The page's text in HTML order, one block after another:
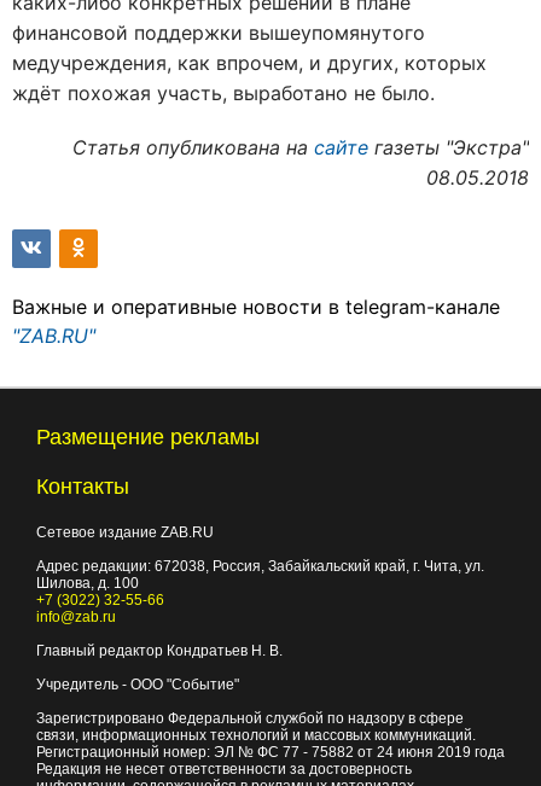
финансовой поддержки вышеупомянутого
медучреждения, как впрочем, и других, которых
ждёт похожая участь, выработано не было.
Статья опубликована на сайте газеты "Экстра"
08.05.2018
Важные и оперативные новости в telegram-канале
"ZAB.RU"
Размещение рекламы
Контакты
Сетевое издание ZAB.RU
Адрес редакции: 672038, Россия, Забайкальский край, г. Чита, ул.
Шилова, д. 100
+7 (3022) 32-55-66
info@zab.ru
Главный редактор Кондратьев Н. В.
Учредитель - ООО "Событие"
Зарегистрировано Федеральной службой по надзору в сфере
связи, информационных технологий и массовых коммуникаций.
Регистрационный номер: ЭЛ № ФС 77 - 75882 от 24 июня 2019 года
Редакция не несет ответственности за достоверность